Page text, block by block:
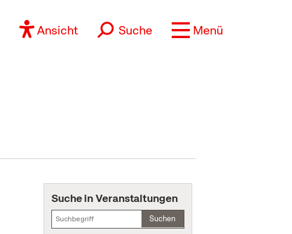
Ansicht Suche Menü
Suche in Veranstaltungen
Suchen